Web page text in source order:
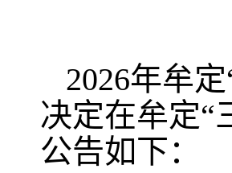
2026年牟
决定在牟定“
公告如下：